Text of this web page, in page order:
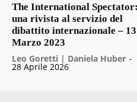
The International Spectator:
una rivista al servizio del
dibattito internazionale – 13
Marzo 2023
Leo Goretti | Daniela Huber -
28 Aprile 2026